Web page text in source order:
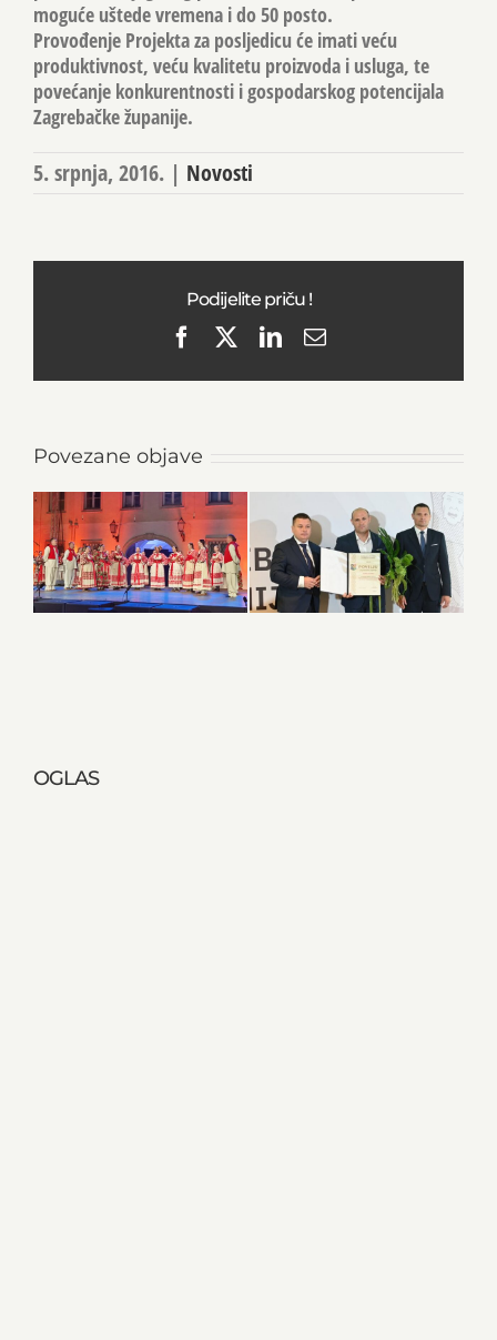
moguće uštede vremena i do 50 posto.
Provođenje Projekta za posljedicu će imati veću
produktivnost, veću kvalitetu proizvoda i usluga, te
povećanje konkurentnosti i gospodarskog potencijala
Zagrebačke županije.
5. srpnja, 2016. | Novosti
Podijelite priču !
FacebookLinkedIn
Email
Povezane objave
OGLAS